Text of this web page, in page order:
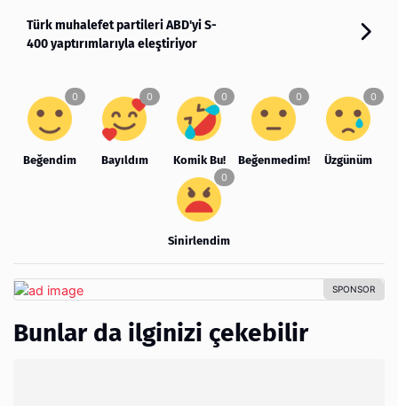
Türk muhalefet partileri ABD'yi S-
400 yaptırımlarıyla eleştiriyor
Beğendim Bayıldım Komik Bu! Beğenmedim! Üzgünüm
Sinirlendim
Bunlar da ilginizi çekebilir